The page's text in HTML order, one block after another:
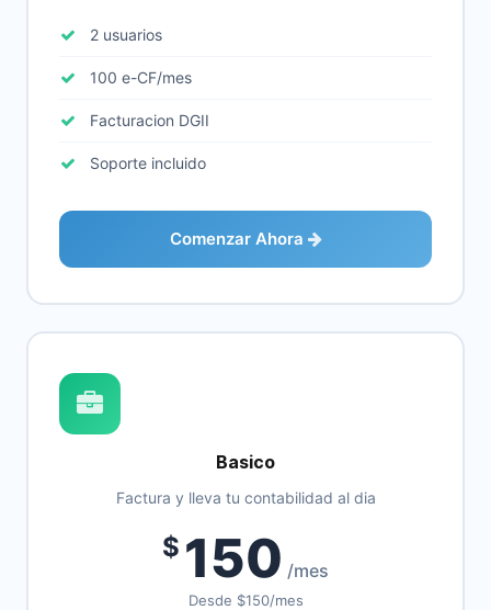
2 usuarios
100 e-CF/mes
Facturacion DGII
Soporte incluido
Comenzar Ahora
Basico
Factura y lleva tu contabilidad al dia
$ 150 /mes
Desde $150/mes